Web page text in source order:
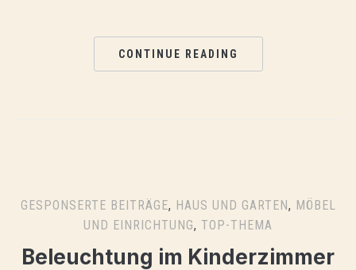
CONTINUE READING
GESPONSERTE BEITRÄGE, HAUS UND GARTEN, MÖBEL
UND EINRICHTUNG, TOP-THEMA
Beleuchtung im Kinderzimmer